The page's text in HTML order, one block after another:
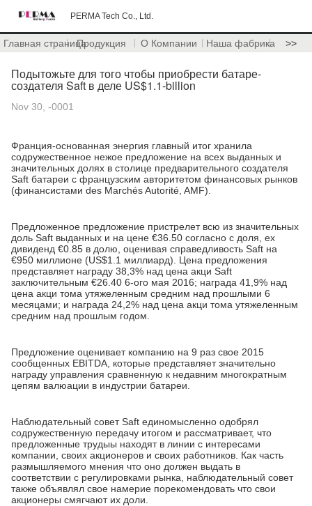
PERMA Tech Co., Ltd.
Главная страницаПродукция О Компании Наша фабрика >>
Подытожьте для того чтобы приобрести батаре-
создателя Saft в деле US$1.1-billion
Nov 30, -0001
Франция-основанная энергия главный итог хранила
содружественное нежое предложение на всех выданных и
значительных долях в столице предварительного создателя
Saft батареи с французским авторитетом финансовых рынков
(финансистами des Marchés Autorité, AMF).
Предложенное предложение пристрелет всю из значительных
доль Saft выданных и на цене €36.50 согласно с доля, ex
дивиденд €0.85 в долю, оценивая справедливость Saft на
€950 миллионе (US$1.1 миллиард). Цена предложения
представляет награду 38,3% над цена акци Saft
заключительным €26.40 6-ого мая 2016; награда 41,9% над
цена акци тома утяжеленным средним над прошлыми 6
месяцами; и награда 24,2% над цена акци тома утяжеленным
средним над прошлым годом.
Предложение оценивает компанию на 9 раз свое 2015
сообщенных EBITDA, которые представляет значительно
награду управления сравненную к недавним многократным
цепям валюации в индустрии батареи.
Наблюдательный совет Saft единомысленно одобрял
содружественную передачу итогом и рассматривает, что
предложенные трудыы находят в линии с интересами
компании, своих акционеров и своих работников. Как часть
размышляемого мнения что оно должен выдать в
соответствии с регулировками рынка, наблюдательный совет
также объявлял свое намерие порекомендовать что свои
акционеры смягчают их доли.